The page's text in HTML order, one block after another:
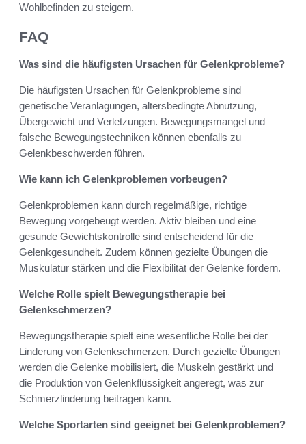
Wohlbefinden zu steigern.
FAQ
Was sind die häufigsten Ursachen für Gelenkprobleme?
Die häufigsten Ursachen für Gelenkprobleme sind
genetische Veranlagungen, altersbedingte Abnutzung,
Übergewicht und Verletzungen. Bewegungsmangel und
falsche Bewegungstechniken können ebenfalls zu
Gelenkbeschwerden führen.
Wie kann ich Gelenkproblemen vorbeugen?
Gelenkproblemen kann durch regelmäßige, richtige
Bewegung vorgebeugt werden. Aktiv bleiben und eine
gesunde Gewichtskontrolle sind entscheidend für die
Gelenkgesundheit. Zudem können gezielte Übungen die
Muskulatur stärken und die Flexibilität der Gelenke fördern.
Welche Rolle spielt Bewegungstherapie bei
Gelenkschmerzen?
Bewegungstherapie spielt eine wesentliche Rolle bei der
Linderung von Gelenkschmerzen. Durch gezielte Übungen
werden die Gelenke mobilisiert, die Muskeln gestärkt und
die Produktion von Gelenkflüssigkeit angeregt, was zur
Schmerzlinderung beitragen kann.
Welche Sportarten sind geeignet bei Gelenkproblemen?